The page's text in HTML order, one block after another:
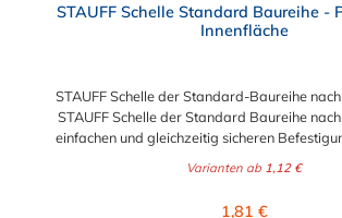
STAUFF Schelle Standard Baureihe -
Innenfläche
STAUFF Schelle der Standard-Baureihe
STAUFF Schelle der Standard Baureihe
einfachen und gleichzeitig sicheren
STAUFF Schelle nach DIN 3015 ist
Varianten ab 1,12 €
Regulärer Preis:
1,81 €